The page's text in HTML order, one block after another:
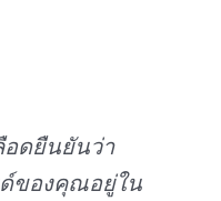
อดยืนยันว่า
ของคุณอยู่ใน